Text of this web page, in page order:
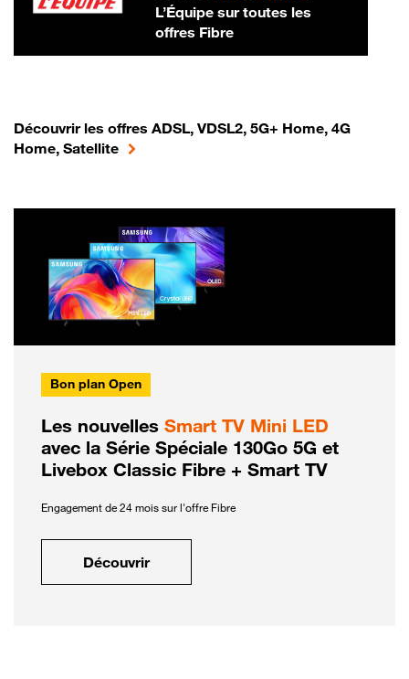
L’Équipe sur toutes les
offres Fibre
Découvrir les offres ADSL, VDSL2, 5G+ Home, 4G
Home, Satellite
Bon plan Open
Les nouvelles Smart TV Mini LED
avec la Série Spéciale 130Go 5G et
Livebox Classic Fibre + Smart TV
Engagement de 24 mois sur l'offre Fibre
Découvrir